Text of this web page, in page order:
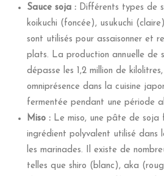
Sauce soja : Différents types de
koikuchi (foncée), usukuchi
sont utilisés pour assaisonner et
plats. La production annuelle de
dépasse les 1,2 million de
omniprésence dans la cuisine
fermentée pendant une période
Miso : Le miso, une pâte de soja
ingrédient polyvalent utilisé dans
les marinades. Il existe de
telles que shiro (blanc), aka